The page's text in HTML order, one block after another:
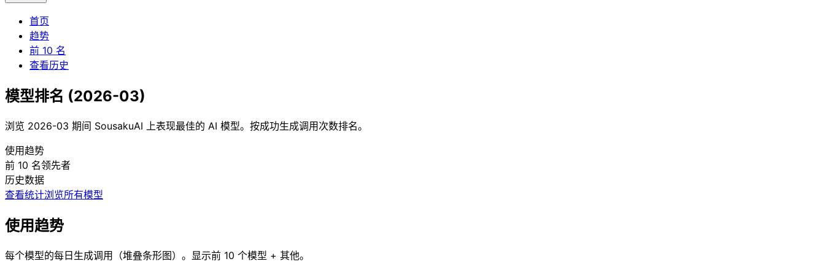
首页
趋势
前 10 名
查看历史
模型排名 (2026-03)
浏览 2026-03 期间 SousakuAI 上表现最佳的 AI 模型。按成功生成调用次数排名。
使用趋势
前 10 名领先者
历史数据
查看统计浏览所有模型
使用趋势
每个模型的每日生成调用（堆叠条形图）。显示前 10 个模型 + 其他。